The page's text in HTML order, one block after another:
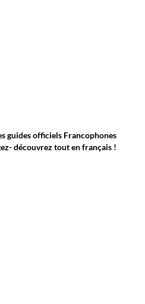
guides officiels Francophones
découvrez tout en français !